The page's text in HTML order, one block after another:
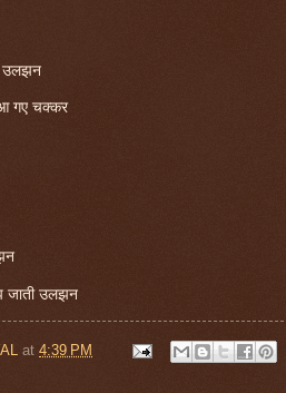
उलझन
गए चक्कर
जाती उलझन
at 4:39 PM